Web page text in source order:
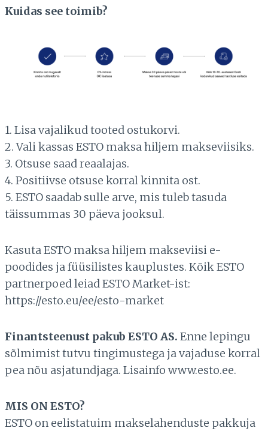
Kuidas see toimib?
1. Lisa vajalikud tooted ostukorvi.
2. Vali kassas ESTO maksa hiljem makseviisiks.
3. Otsuse saad reaalajas.
4. Positiivse otsuse korral kinnita ost.
5. ESTO saadab sulle arve, mis tuleb tasuda
täissummas 30 päeva jooksul.
Kasuta ESTO maksa hiljem makseviisi e-
poodides ja füüsilistes kauplustes. Kõik ESTO
partnerpoed leiad ESTO Market-ist:
https://esto.eu/ee/esto-market
Finantsteenust pakub ESTO AS. Enne lepingu
sõlmimist tutvu tingimustega ja vajaduse korral
pea nõu asjatundjaga. Lisainfo www.esto.ee.
MIS ON ESTO?
ESTO on eelistatuim makselahenduste pakkuja